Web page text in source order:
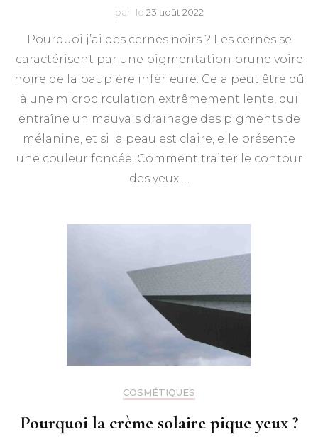
par le 23 août 2022
Pourquoi j’ai des cernes noirs ? Les cernes se
caractérisent par une pigmentation brune voire
noire de la paupière inférieure. Cela peut être dû
à une microcirculation extrêmement lente, qui
entraîne un mauvais drainage des pigments de
mélanine, et si la peau est claire, elle présente
une couleur foncée. Comment traiter le contour
des yeux …
COSMÉTIQUES
Pourquoi la crème solaire pique yeux ?